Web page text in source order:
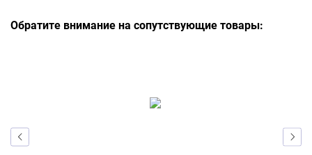
Обратите внимание на сопутствующие товары: